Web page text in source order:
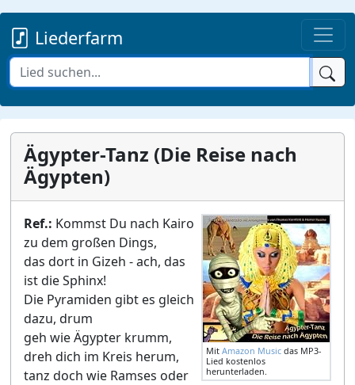
Liederfarm
Ägypter-Tanz (Die Reise nach
Ägypten)
Mit Amazon Music das MP3-
Lied kostenlos
herunterladen.
Ref.: Kommst Du nach Kairo
zu dem großen Dings,
das dort in Gizeh - ach, das
ist die Sphinx!
Die Pyramiden gibt es gleich
dazu, drum
geh wie Ägypter krumm,
dreh dich im Kreis herum,
tanz doch wie Ramses oder